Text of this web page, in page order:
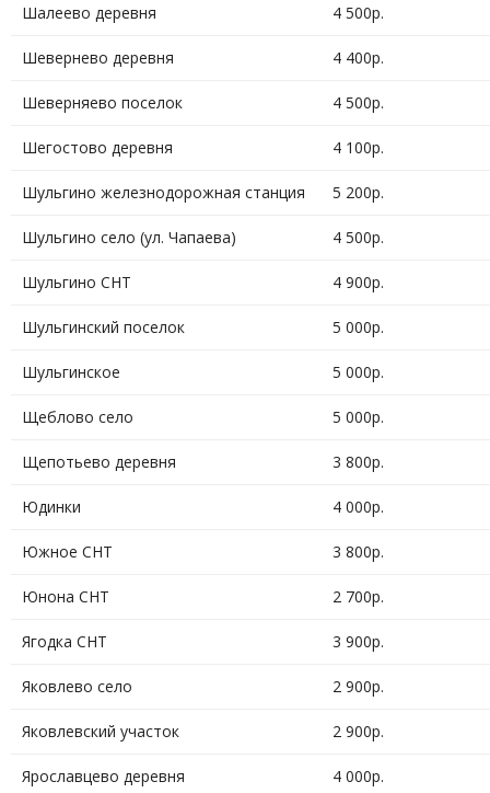
Шалеево деревня 4 500р.
Шевернево деревня 4 400р.
Шеверняево поселок 4 500р.
Шегостово деревня 4 100р.
Шульгино железнодорожная станция 5 200р.
Шульгино село (ул. Чапаева) 4 500р.
Шульгино СНТ 4 900р.
Шульгинский поселок 5 000р.
Шульгинское 5 000р.
Щеблово село 5 000р.
Щепотьево деревня 3 800р.
Юдинки 4 000р.
Южное СНТ 3 800р.
Юнона СНТ 2 700р.
Ягодка СНТ 3 900р.
Яковлево село 2 900р.
Яковлевский участок 2 900р.
Ярославцево деревня 4 000р.